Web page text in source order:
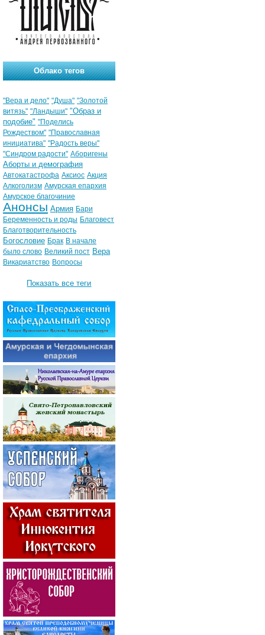
Облако тегов
"Вера и дело" "Душа" "Золотой
витязь" "Ландыши" "Образ и
подобие" "Поделись
Рождеством" "Православная
инициатива" "Радость веры"
"Синдром радости" Аборигены
Аборты и демография
Автокатастрофа Аксиос Акция
Алкоголизм Амурская епархия
Амурское благочиние
Анонсы Армия Бари
Беременность и роды Благовест
Благотворительность
Богословие Брак В начале
было слово Великий пост Вера
Викариатство Вопросы
Показать все теги